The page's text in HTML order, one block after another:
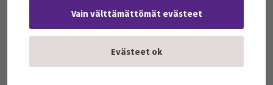
Vain välttämättömät evästeet
Evästeet ok
tai Suomen talvessa. Lopputuloksena ei ole siisti
legorivi, vaan putkistospagetti, joka maksaa enemmän